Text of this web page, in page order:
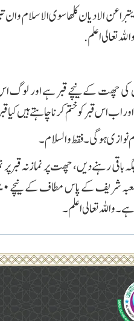
.
کے نیچے قبر ہے اور لوگ اس
اب اس قبر کو ختم کرنا چاہتے ہیں
ہوگی۔ فقط والسلام۔
رہنے دیں، چھت پر نماز نہ قبر
تعالی اعلم۔